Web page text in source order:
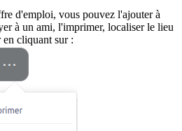
d'emploi, vous pouvez l'ajouter à
à un ami, l'imprimer, localiser le lieu
cliquant sur :